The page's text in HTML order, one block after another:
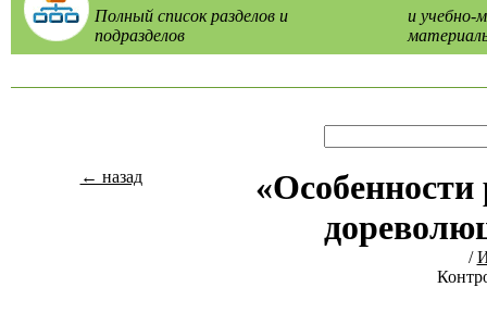
Полный список разделов и
подразделов
и учебно-
← назад
«Особенности
/